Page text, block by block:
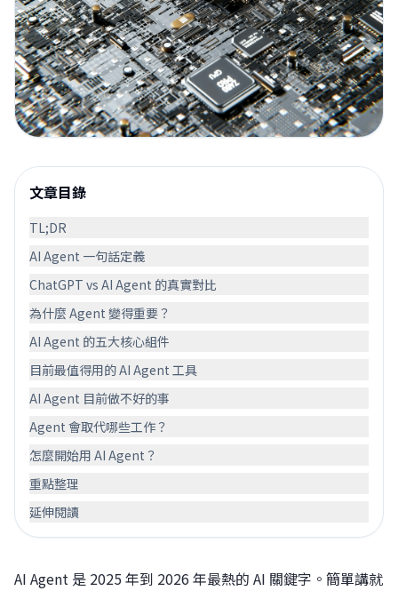
文章目錄
TL;DR
AI Agent 一句話定義
ChatGPT vs AI Agent 的真實對比
為什麼 Agent 變得重要？
AI Agent 的五大核心組件
目前最值得用的 AI Agent 工具
AI Agent 目前做不好的事
Agent 會取代哪些工作？
怎麼開始用 AI Agent？
重點整理
延伸閱讀
AI Agent 是 2025 年到 2026 年最熱的 AI 關鍵字。簡單講就